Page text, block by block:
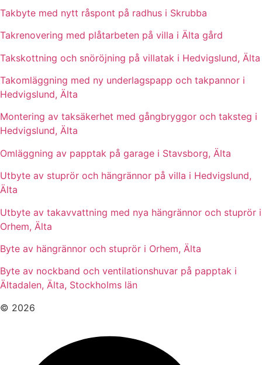
Takbyte med nytt råspont på radhus i Skrubba
Takrenovering med plåtarbeten på villa i Älta gård
Takskottning och snöröjning på villatak i Hedvigslund, Älta
Takomläggning med ny underlagspapp och takpannor i
Hedvigslund, Älta
Montering av taksäkerhet med gångbryggor och taksteg i
Hedvigslund, Älta
Omläggning av papptak på garage i Stavsborg, Älta
Utbyte av stuprör och hängrännor på villa i Hedvigslund,
Älta
Utbyte av takavvattning med nya hängrännor och stuprör i
Orhem, Älta
Byte av hängrännor och stuprör i Orhem, Älta
Byte av nockband och ventilationshuvar på papptak i
Ältadalen, Älta, Stockholms län
© 2026